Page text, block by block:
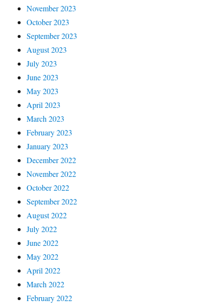
November 2023
October 2023
September 2023
August 2023
July 2023
June 2023
May 2023
April 2023
March 2023
February 2023
January 2023
December 2022
November 2022
October 2022
September 2022
August 2022
July 2022
June 2022
May 2022
April 2022
March 2022
February 2022